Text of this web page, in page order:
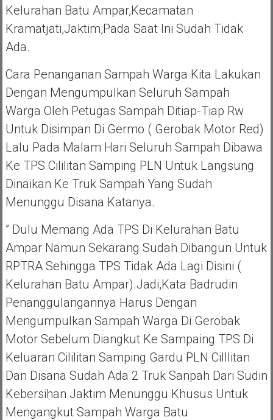
Kelurahan Batu Ampar,Kecamatan
Kramatjati,Jaktim,pada Saat Ini Sudah Tidak
Ada.
Cara Penanganan Sampah Warga Kita Lakukan
Dengan Mengumpulkan Seluruh Sampah
Warga Oleh Petugas Sampah Ditiap-Tiap Rw
Untuk Disimpan Di Germo ( Gerobak Motor Red)
Lalu Pada Malam Hari Seluruh Sampah Dibawa
Ke TPS Cililitan Samping PLN Untuk Langsung
Dinaikan Ke Truk Sampah Yang Sudah
Menunggu Disana Katanya.
” Dulu Memang Ada TPS Di Kelurahan Batu
Ampar Namun Sekarang Sudah Dibangun Untuk
RPTRA Sehingga TPS Tidak Ada Lagi Disini (
Kelurahan Batu Ampar).Jadi,kata Badrudin
Penanggulangannya Harus Dengan
Mengumpulkan Sampah Warga Di Gerobak
Motor Sebelum Diangkut Ke Sampaing TPS Di
Keluaran Cililitan Samping Gardu PLN Cilllitan
Dan Disana Sudah Ada 2 Truk Sanpah Dari Sudin
Kebersihan Jaktim Menunggu Khusus Untuk
Mengangkut Sampah Warga Batu